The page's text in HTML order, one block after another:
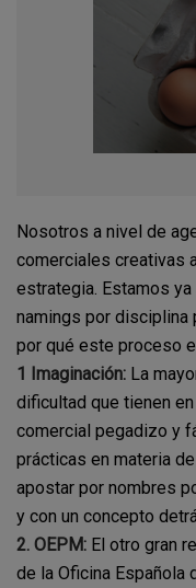
Nosotros a nivel de
comerciales creativas
estrategia. Estamos
namings por disciplina
por qué este proceso
1 Imaginación: La
dificultad que tienen
comercial pegadizo y
prácticas en materia
apostar por nombres
y con un concepto
2. OEPM: El otro gran
de la Oficina Española